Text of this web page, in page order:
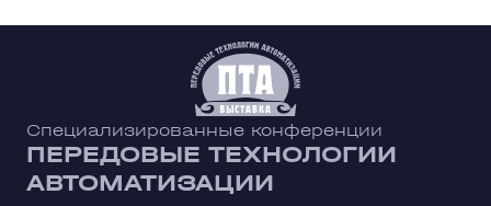
Специализированные конференции
ПЕРЕДОВЫЕ ТЕХНОЛОГИИ
АВТОМАТИЗАЦИИ